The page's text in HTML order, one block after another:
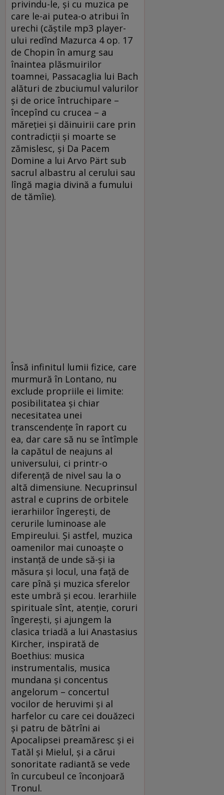
privindu-le, şi cu muzica pe
care le-ai putea-o atribui în
urechi (căştile mp3 player-
ului redînd Mazurca 4 op. 17
de Chopin în amurg sau
înaintea plăsmuirilor
toamnei, Passacaglia lui Bach
alături de zbuciumul valurilor
şi de orice întruchipare –
începînd cu crucea – a
măreţiei şi dăinuirii care prin
contradicţii şi moarte se
zămislesc, şi Da Pacem
Domine a lui Arvo Pärt sub
sacrul albastru al cerului sau
lîngă magia divină a fumului
de tămîie).
Însă infinitul lumii fizice, care
murmură în Lontano, nu
exclude propriile ei limite:
posibilitatea şi chiar
necesitatea unei
transcendenţe în raport cu
ea, dar care să nu se întîmple
la capătul de neajuns al
universului, ci printr-o
diferenţă de nivel sau la o
altă dimensiune. Necuprinsul
astral e cuprins de orbitele
ierarhiilor îngereşti, de
cerurile luminoase ale
Empireului. Şi astfel, muzica
oamenilor mai cunoaşte o
instanţă de unde să-şi ia
măsura şi locul, una faţă de
care pînă şi muzica sferelor
este umbră şi ecou. Ierarhiile
spirituale sînt, atenţie, coruri
îngereşti, şi ajungem la
clasica triadă a lui Anastasius
Kircher, inspirată de
Boethius: musica
instrumentalis, musica
mundana şi concentus
angelorum – concertul
vocilor de heruvimi şi al
harfelor cu care cei douăzeci
şi patru de bătrîni ai
Apocalipsei preamăresc şi ei
Tatăl şi Mielul, şi a cărui
sonoritate radiantă se vede
în curcubeul ce înconjoară
Tronul.